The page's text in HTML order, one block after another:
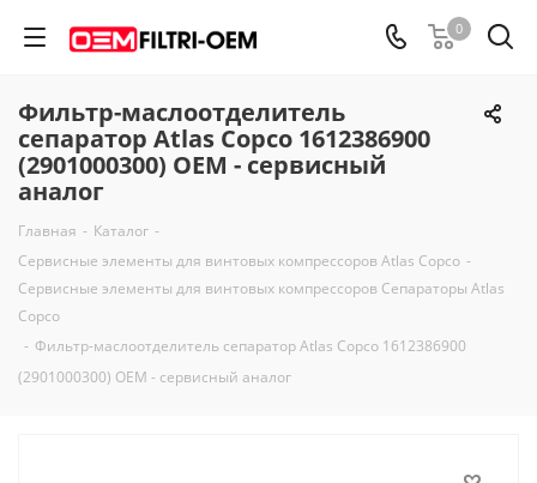
0
Фильтр-маслоотделитель
сепаратор Atlas Copco 1612386900
(2901000300) OEM - сервисный
аналог
Главная - Каталог -
Сервисные элементы для винтовых компрессоров Atlas Copco -
Сервисные элементы для винтовых компрессоров Сепараторы Atlas
Copco
- Фильтр-маслоотделитель сепаратор Atlas Copco 1612386900
(2901000300) OEM - сервисный аналог